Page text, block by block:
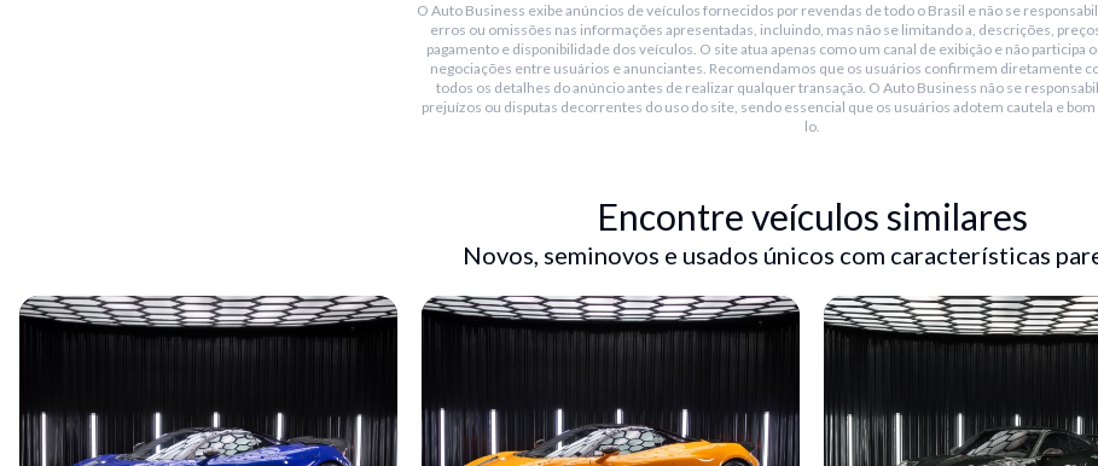
Concha senna em fibra de carbono com almofadas em alcantara vermelha.
Abs com discos de cerâmica e pinças laranja.
Aro 19" dianteiras e 20" traseiras preto brilhante.
Multimídia:Sistema de som bowers & wilkins com 12 alto falantes, tela touch screen de
7”, infotaiment com memória interna, conexão via bluetooth, rádio am/fm, entradas usb e
auxiliar, conectividade com iphone e ipod.
Sensor de estacionamento: Câmera de ré/ dianteiro/ traseiro
O Auto Business exibe anúncios de veículos fornecidos por revendas de todo o Brasil e não se
erros ou omissões nas informações apresentadas, incluindo, mas não se limitando a, descrições,
pagamento e disponibilidade dos veículos. O site atua apenas como um canal de exibição e não participa
negociações entre usuários e anunciantes. Recomendamos que os usuários confirmem diretamente
todos os detalhes do anúncio antes de realizar qualquer transação. O Auto Business não se
prejuízos ou disputas decorrentes do uso do site, sendo essencial que os usuários adotem cautela e
lo.
Encontre veículos similares
Novos, seminovos e usados únicos com características